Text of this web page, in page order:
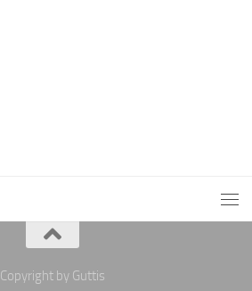
Copyright by Guttis